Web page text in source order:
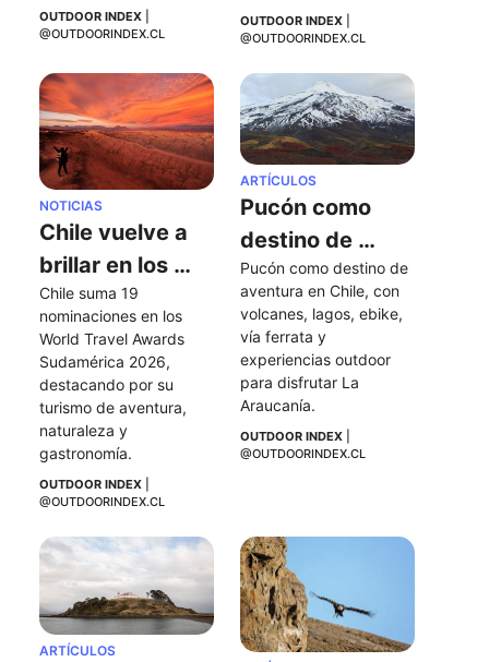
OUTDOOR INDEX
@OUTDOORINDEX.CL
OUTDOOR INDEX
@OUTDOORINDEX.CL
NOTICIAS
Chile vuelve a
brillar en los
World Travel
Awards
Sudamérica
2026
Chile suma 19
nominaciones en los
World Travel Awards
Sudamérica 2026,
destacando por su
turismo de aventura,
naturaleza y
gastronomía.
OUTDOOR INDEX
@OUTDOORINDEX.CL
ARTÍCULOS
Pucón como
destino de
aventura en
Chile
Pucón como destino de
aventura en Chile, con
volcanes, lagos, ebike,
vía ferrata y
experiencias outdoor
para disfrutar La
Araucanía.
OUTDOOR INDEX
@OUTDOORINDEX.CL
ARTÍCULOS